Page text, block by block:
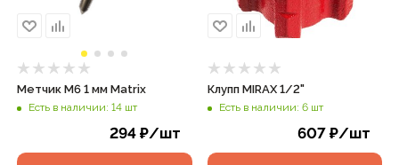
Метчик М6 1 мм Matrix
Есть в наличии: 14 шт
294₽/шт
Клупп MIRAX 1/2"
Есть в наличии: 6 шт
607 ₽/шт